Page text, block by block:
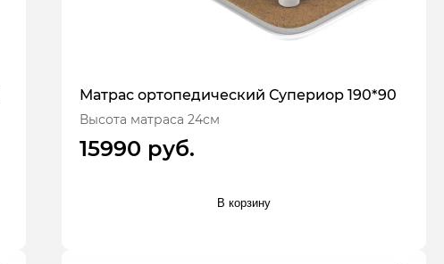
Матрас ортопедический Супериор 190*90
Высота матраса 24см
15990 руб.
В корзину